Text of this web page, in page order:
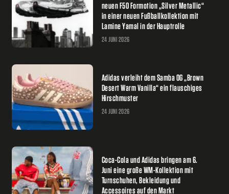
neuen F50 Formotion „Silver Metallic“
in einer neuen Fußballkollektion mit
Lamine Yamal in der Hauptrolle
24 JUNI 2026
Adidas verleiht dem Samba OG „Brown
Desert Warm Vanilla“ ein flauschiges
Hirschmuster
24 JUNI 2026
Coca-Cola und Adidas bringen am 6.
Juni eine große WM-Kollektion mit
Turnschuhen, Bekleidung und
Accessoires auf den Markt